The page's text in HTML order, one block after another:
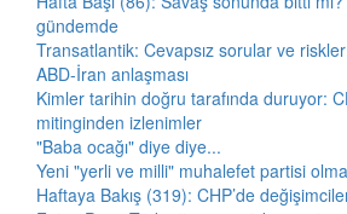
gündemde
Transatlantik: Cevapsız sorular ve
ABD-İran anlaşması
Kimler tarihin doğru tarafında duruyor:
mitinginden izlenimler
"Baba ocağı" diye diye...
Yeni "yerli ve milli" muhalefet partisi
Haftaya Bakış (319): CHP’de